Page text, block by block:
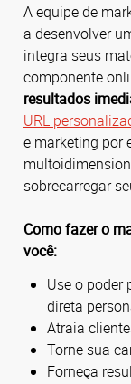
A equipe de
a desenvolver
integra seus
componente
resultados
URL
e marketing por
sobrecarregar
Como fazer o
você:
Use o poder
direta
Atraia
Torne sua
Forneça